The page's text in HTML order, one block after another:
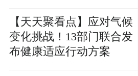
【天天聚看点】应对气候
变化挑战！13部门联合发
布健康适应行动方案